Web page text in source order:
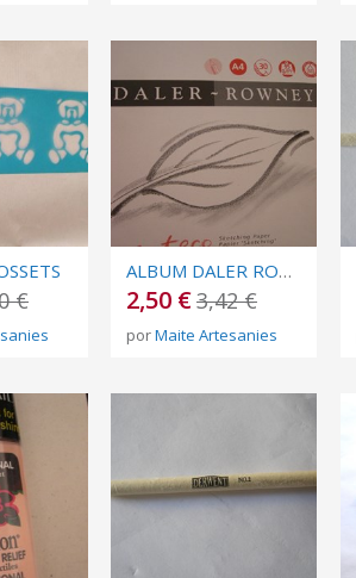
€
ALBUM DALER ROWNEY A4
2,50 €3,42 €
porMaite Artesanies